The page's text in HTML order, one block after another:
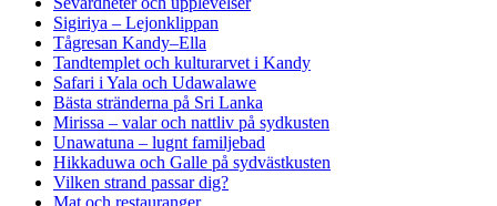
Sigiriya – Lejonklippan
Tågresan Kandy–Ella
Tandtemplet och kulturarvet i Kandy
Safari i Yala och Udawalawe
Bästa stränderna på Sri Lanka
Mirissa – valar och nattliv på sydkusten
Unawatuna – lugnt familjebad
Hikkaduwa och Galle på sydvästkusten
Vilken strand passar dig?
Mat och restauranger